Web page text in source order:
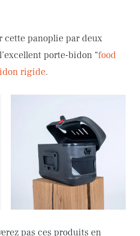
cette panoplie par deux
porte-bidon “food
rigide.
pas ces produits en